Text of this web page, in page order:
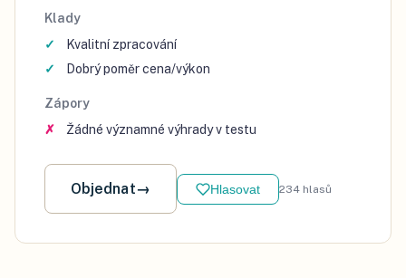
Klady
Kvalitní zpracování
Dobrý poměr cena/výkon
Zápory
Žádné významné výhrady v testu
Objednat→ Hlasovat 234 hlasů